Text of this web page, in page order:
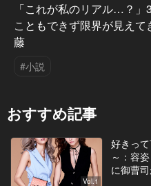
「これが私のリアル…？」
こともできず限界が見え
藤
#小説
おすすめ記事
Vol.1
好きっ
～：容
に御曹